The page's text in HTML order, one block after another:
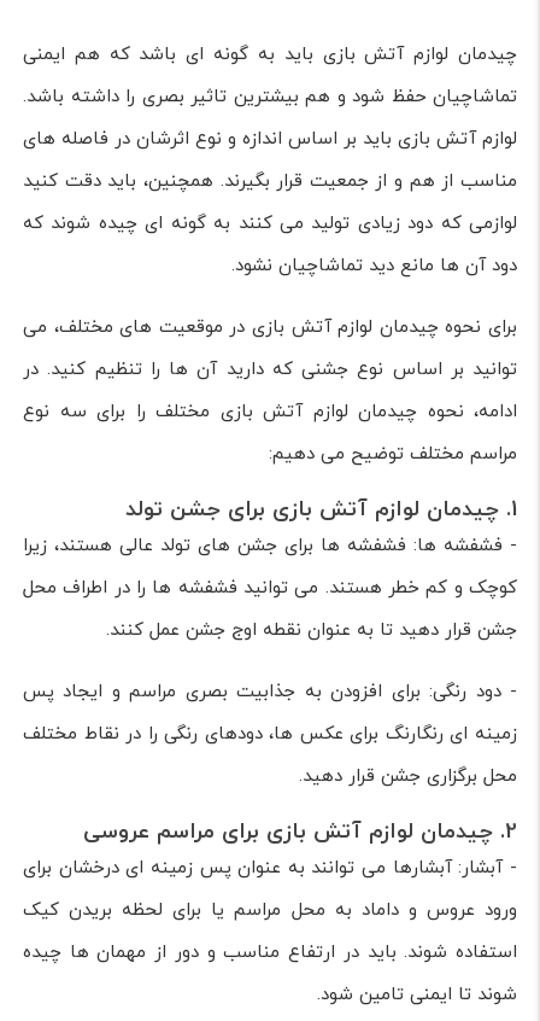
چیدمان لوازم آتش بازی باید به گونه ای باشد که هم ایمنی
تماشاچیان حفظ شود و هم بیشترین تاثیر بصری را داشته باشد.
لوازم آتش بازی باید بر اساس اندازه و نوع اثرشان در فاصله های
مناسب از هم و از جمعیت قرار بگیرند. همچنین، باید دقت کنید
لوازمی که دود زیادی تولید می کنند به گونه ای چیده شوند که
دود آن ها مانع دید تماشاچیان نشود.
برای نحوه چیدمان لوازم آتش بازی در موقعیت های مختلف، می
توانید بر اساس نوع جشنی که دارید آن ها را تنظیم کنید. در
ادامه، نحوه چیدمان لوازم آتش بازی مختلف را برای سه نوع
مراسم مختلف توضیح می دهیم:
1. چیدمان لوازم آتش بازی برای جشن تولد
- فشفشه ها: فشفشه ها برای جشن های تولد عالی هستند، زیرا
کوچک و کم خطر هستند. می توانید فشفشه ها را در اطراف محل
جشن قرار دهید تا به عنوان نقطه اوج جشن عمل کنند.
- دود رنگی: برای افزودن به جذابیت بصری مراسم و ایجاد پس
زمینه ای رنگارنگ برای عکس ها، دودهای رنگی را در نقاط مختلف
محل برگزاری جشن قرار دهید.
2. چیدمان لوازم آتش بازی برای مراسم عروسی
- آبشار: آبشارها می توانند به عنوان پس زمینه ای درخشان برای
ورود عروس و داماد به محل مراسم یا برای لحظه بریدن کیک
استفاده شوند. باید در ارتفاع مناسب و دور از مهمان ها چیده
شوند تا ایمنی تامین شود.